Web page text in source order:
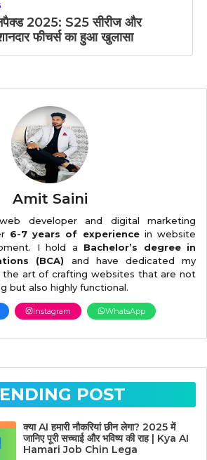
2025: S25 सीरीज और
फीचर्स का हुआ खुलासा
Amit Saini
developer and digital marketing
6-7 years of experiencein website
I hold a Bachelor’s degree in
(BCA) and have dedicated my
art of crafting websites that are not
but also highly functional.
Instagram WhatsApp
POST
क्या AI हमारी नौकरियां छीन लेगा? 2025 में
जानिए पूरी सच्चाई और भविष्य की राह | Kya AI
Hamari Job Chin Lega